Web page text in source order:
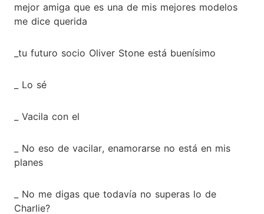
mejor amiga que es una de mis mejores modelos
me dice querida
_tu futuro socio Oliver Stone está buenísimo
_ Lo sé
_ Vacila con el
_ No eso de vacilar, enamorarse no está en mis
planes
_ No me digas que todavía no superas lo de
Charlie?